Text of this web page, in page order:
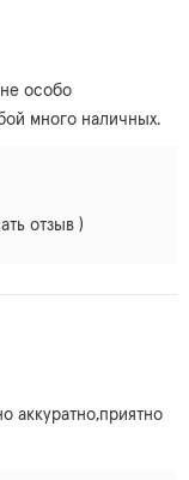
особо
много наличных.
отзыв )
аккуратно,приятно